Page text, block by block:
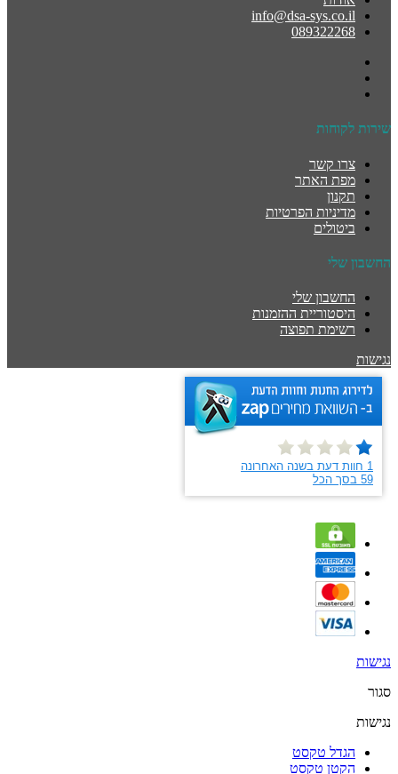
info@dsa-sys.co.il
089322268
שירות לקוחות
צרו קשר
מפת האתר
תקנון
מדיניות הפרטיות
ביטולים
החשבון שלי
החשבון שלי
היסטוריית ההזמנות
רשימת תפוצה
נגישות
נגישות
סגור
נגישות
הגדל טקסט
הקטן טקסט